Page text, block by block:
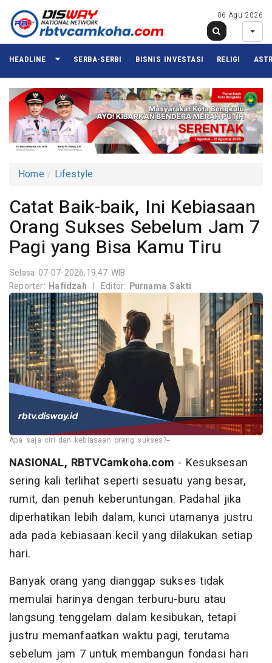
06 Agu 2026
HEADLINE SERBA-SERBI BISNIS INVESTASI RELIGI
Home Lifestyle
Catat Baik-baik, Ini Kebiasaan
Orang Sukses Sebelum Jam 7
Pagi yang Bisa Kamu Tiru
Selasa 07-07-2026,19:47 WIB
Reporter: Hafidzah | Editor: Purnama Sakti
Apa saja ciri dan kebiasaan orang sukses?--
NASIONAL, RBTVCamkoha.com - Kesuksesan
sering kali terlihat seperti sesuatu yang besar,
rumit, dan penuh keberuntungan. Padahal jika
diperhatikan lebih dalam, kunci utamanya justru
ada pada kebiasaan kecil yang dilakukan setiap
hari.
Banyak orang yang dianggap sukses tidak
memulai harinya dengan terburu-buru atau
langsung tenggelam dalam kesibukan, tetapi
justru memanfaatkan waktu pagi, terutama
sebelum jam 7 untuk membangun fondasi hari